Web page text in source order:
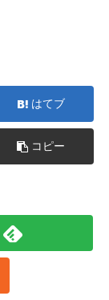
はてブ
コピー